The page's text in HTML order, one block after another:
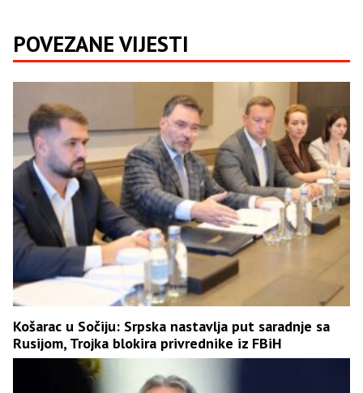
POVEZANE VIJESTI
Košarac u Sočiju: Srpska nastavlja put saradnje sa
Rusijom, Trojka blokira privrednike iz FBiH